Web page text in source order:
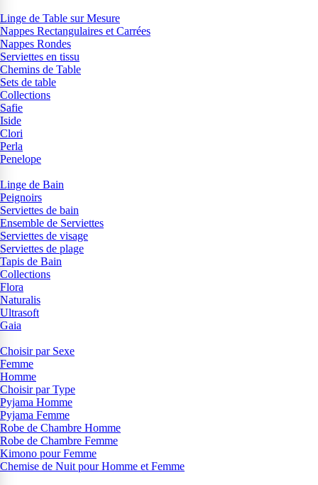
Linge de Table sur Mesure
Nappes Rectangulaires et Carrées
Nappes Rondes
Serviettes en tissu
Chemins de Table
Sets de table
Collections
Safie
Iside
Clori
Perla
Penelope
Linge de Bain
Peignoirs
Serviettes de bain
Ensemble de Serviettes
Serviettes de visage
Serviettes de plage
Tapis de Bain
Collections
Flora
Naturalis
Ultrasoft
Gaia
Choisir par Sexe
Femme
Homme
Choisir par Type
Pyjama Homme
Pyjama Femme
Robe de Chambre Homme
Robe de Chambre Femme
Kimono pour Femme
Chemise de Nuit pour Homme et Femme